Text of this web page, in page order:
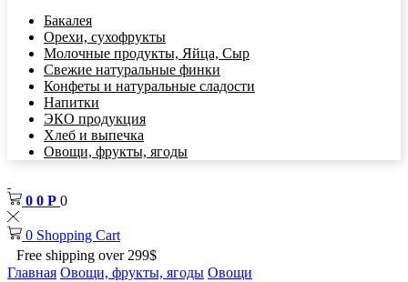
Бакалея
Орехи, сухофрукты
Молочные продукты, Яйца, Сыр
Свежие натуральные финки
Конфеты и натуральные сладости
Напитки
ЭКО продукция
Хлеб и выпечка
Овощи, фрукты, ягоды
0 0 Р 0
0 Shopping Cart
Free shipping over 299$
Главная Овощи, фрукты, ягоды Овощи